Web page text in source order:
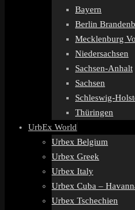
Bayern
Berlin
Mecklenburg
Niedersachsen
Sachsen-Anhalt
Sachsen
Schleswig-
Thüringen
UrbEx World
Urbex Belgium
Urbex Greek
Urbex Italy
Urbex Cuba –
Urbex Tschechien